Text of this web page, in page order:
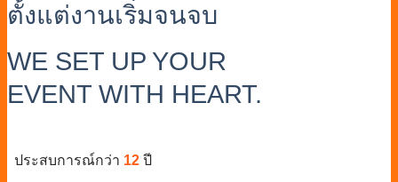
ตั้งแต่งานเริ่มจนจบ
WE SET UP YOUR
EVENT WITH HEART.
ประสบการณ์กว่า 12 ปี